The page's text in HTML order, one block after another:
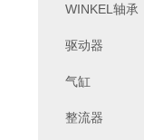
WINKEL轴承
驱动器
气缸
整流器